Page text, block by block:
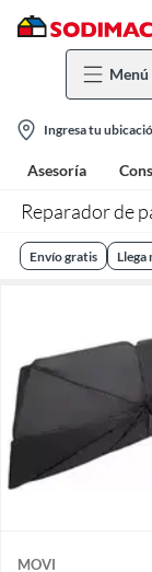
Menú
location-
icon
Ingresa tu
Asesoría
Reparador de
Envío gratis Llega
MOVI